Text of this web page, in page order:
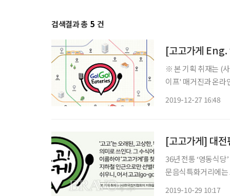
검색결과 총 5 건
[고고가게
※ 본 기획 취재는 (
이프' 매거진과 온라
2019-12-27 16:48
[고고가게] 대
36년 전통 ‘영동식당’ 서대전네거리역 인근, ‘맛동네길’이라 불리는 계백로와 계룡로 사이 전
문음식특화거리에
2019-10-29 10:17